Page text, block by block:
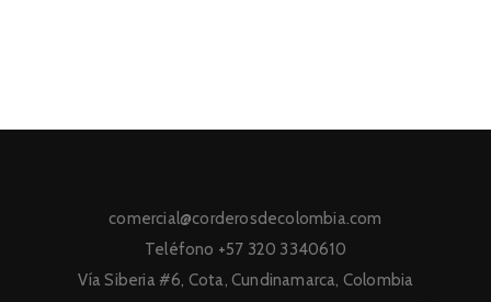
comercial@corderosdecolombia.com
Teléfono +57 320 3340610
Vía Siberia #6, Cota, Cundinamarca, Colombia